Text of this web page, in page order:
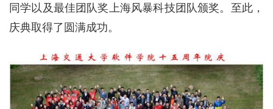
同学以及最佳团队奖上海风暴科技团队颁奖。至此，
庆典取得了圆满成功。